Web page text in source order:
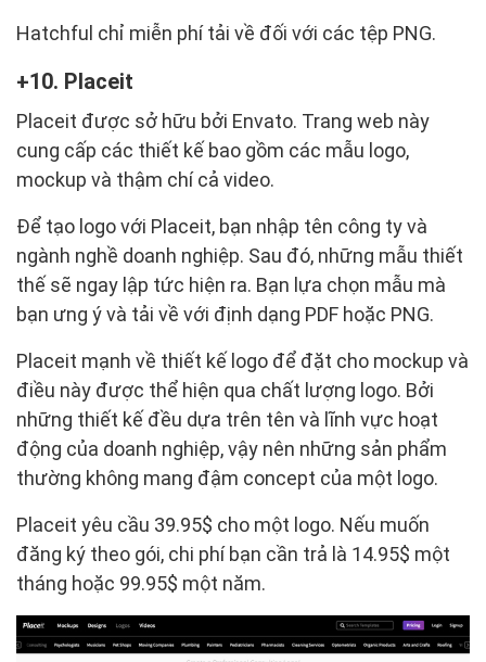
Hatchful chỉ miễn phí tải về đối với các tệp PNG.
10. Placeit
Placeit được sở hữu bởi Envato. Trang web này
cung cấp các thiết kế bao gồm các mẫu logo,
mockup và thậm chí cả video.
Để tạo logo với Placeit, bạn nhập tên công ty và
ngành nghề doanh nghiệp. Sau đó, những mẫu thiết
thế sẽ ngay lập tức hiện ra. Bạn lựa chọn mẫu mà
bạn ưng ý và tải về với định dạng PDF hoặc PNG.
Placeit mạnh về thiết kế logo để đặt cho mockup và
điều này được thể hiện qua chất lượng logo. Bởi
những thiết kế đều dựa trên tên và lĩnh vực hoạt
động của doanh nghiệp, vậy nên những sản phẩm
thường không mang đậm concept của một logo.
Placeit yêu cầu 39.95$ cho một logo. Nếu muốn
đăng ký theo gói, chi phí bạn cần trả là 14.95$ một
tháng hoặc 99.95$ một năm.